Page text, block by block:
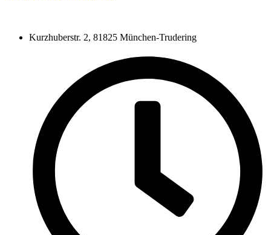
Kurzhuberstr. 2, 81825 München-Trudering